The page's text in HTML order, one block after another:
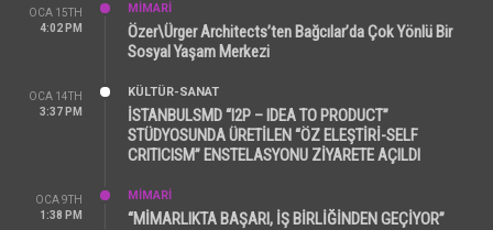
OCA 15TH
4:02 PM
MİMARİ
Özer\Ürger Architects’ten Bağcılar’da Çok Yönlü Bir
Sosyal Yaşam Merkezi
OCA 14TH
3:37 PM
KÜLTÜR-SANAT
İSTANBULSMD “I2P – IDEA TO PRODUCT”
STÜDYOSUNDA ÜRETİLEN “ÖZ ELEŞTİRİ-SELF
CRITICISM” ENSTELASYONU ZİYARETE AÇILDI
OCA 9TH
1:38 PM
MİMARİ
“MİMARLIKTA BAŞARI, İŞ BİRLİĞİNDEN GEÇİYOR”